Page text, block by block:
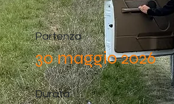
Partenza
30 maggio 2026
Durata